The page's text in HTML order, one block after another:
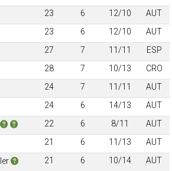
23 6 12/10
AUT
23 6 12/10
AUT
27 7 11/11
ESP
28 7 10/13
CRO
24 7 11/11
AUT
24 6 14/13
AUT
22 6 8/11
AUT
21 6 11/13
AUT
21 6 10/14
AUT